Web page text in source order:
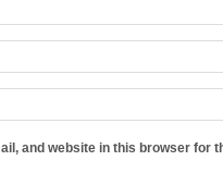
and website in this browser for